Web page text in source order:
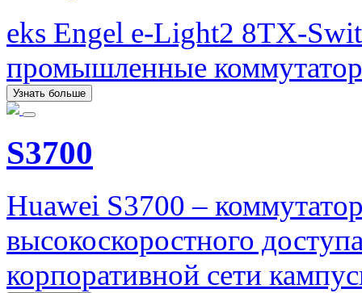
eks Engel e-Light2 8TX-
промышленные
Узнать больше
S3700
Huawei S3700 –
высокоскоростного
корпоративной сети